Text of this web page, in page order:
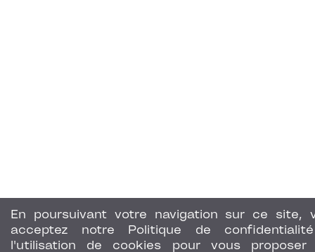
En poursuivant votre navigation sur ce site,
acceptez notre Politique de
l'utilisation de cookies pour vous proposer